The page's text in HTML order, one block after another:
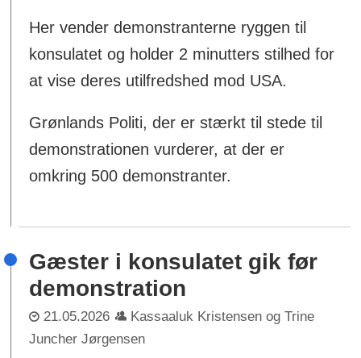
Her vender demonstranterne ryggen til
konsulatet og holder 2 minutters stilhed for
at vise deres utilfredshed mod USA.
Grønlands Politi, der er stærkt til stede til
demonstrationen vurderer, at der er
omkring 500 demonstranter.
Gæster i konsulatet gik før
demonstration
21.05.2026
Kassaaluk Kristensen og Trine
Juncher Jørgensen